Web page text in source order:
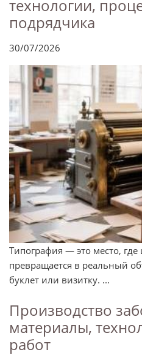
технологии,
подрядчика
30/07/2026
Типография — это место,
превращается в реальный
буклет или визитку. ...
Производство
материалы,
работ